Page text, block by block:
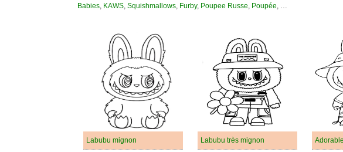
Babies, KAWS, Squishmallows, Furby, Poupee Russe, Poupée, …
Labubu mignon Labubu très mignon